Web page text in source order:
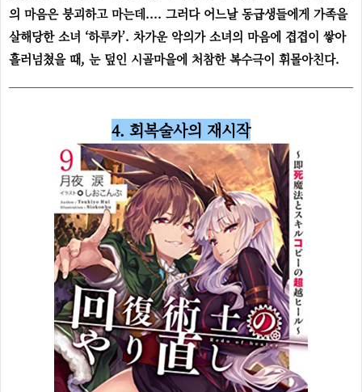
의 마음은 붕괴하고 마는데.... 그러다 어느날 동급생들에게 가족을
살해당한 소녀 ‘하루카’. 차가운 악의가 소녀의 마음에 겹겹이 쌓아
흘러넘쳤을 때, 눈 덮인 시골마을에 처참한 복수극이 휘몰아친다.
4. 회복술사의 재시작